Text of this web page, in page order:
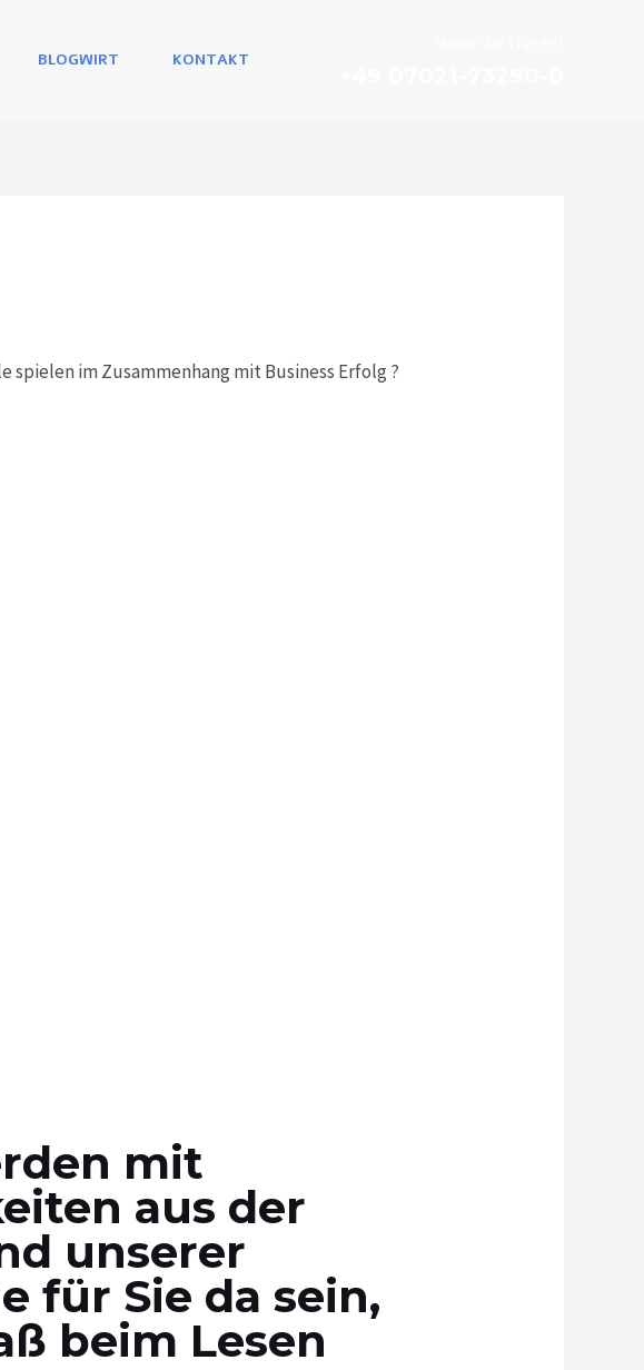
BLOGWIRT KONTAKT
spielen im Zusammenhang mit Business Erfolg ?
mit
aus der
unserer
für Sie da sein,
beim Lesen